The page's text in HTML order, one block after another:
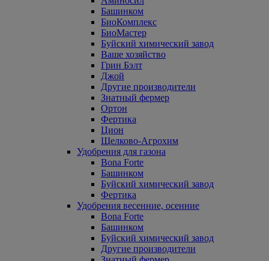
Башинком
БиоКомплекс
БиоМастер
Буйский химический завод
Ваше хозяйство
Грин Бэлт
Джой
Другие производители
Знатный фермер
Ортон
Фертика
Цион
Щелково-Агрохим
Удобрения для газона
Bona Forte
Башинком
Буйский химический завод
Фертика
Удобрения весенние, осенние
Bona Forte
Башинком
Буйский химический завод
Другие производители